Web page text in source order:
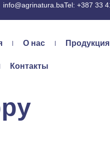
info@agrinatura.baTel: +387 33
О нас Продукция
Контакты